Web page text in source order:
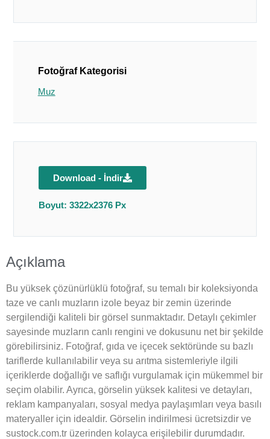
Fotoğraf Kategorisi
Muz
Download - İndir
Boyut: 3322x2376 Px
Açıklama
Bu yüksek çözünürlüklü fotoğraf, su temalı bir koleksiyonda
taze ve canlı muzların izole beyaz bir zemin üzerinde
sergilendiği kaliteli bir görsel sunmaktadır. Detaylı çekimler
sayesinde muzların canlı rengini ve dokusunu net bir şekilde
görebilirsiniz. Fotoğraf, gıda ve içecek sektöründe su bazlı
tariflerde kullanılabilir veya su arıtma sistemleriyle ilgili
içeriklerde doğallığı ve saflığı vurgulamak için mükemmel bir
seçim olabilir. Ayrıca, görselin yüksek kalitesi ve detayları,
reklam kampanyaları, sosyal medya paylaşımları veya basılı
materyaller için idealdir. Görselin indirilmesi ücretsizdir ve
sustock.com.tr üzerinden kolayca erişilebilir durumdadır.